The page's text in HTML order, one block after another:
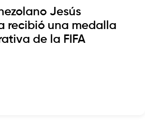
Jesús
recibió una medalla
de la FIFA